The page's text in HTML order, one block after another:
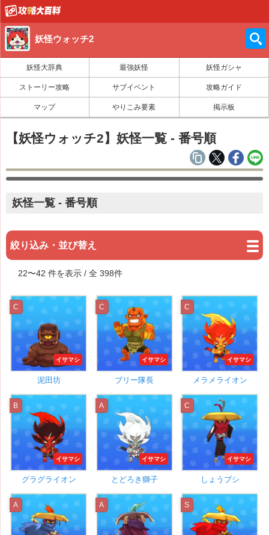
妖怪ウォッチ2
妖怪大辞典 最強妖怪 妖怪ガシャ
ストーリー攻略 サブイベント 攻略ガイド
マップ やりこみ要素 掲示板
【妖怪ウォッチ2】妖怪一覧 - 番号順
妖怪一覧 - 番号順
絞り込み・並び替え
22〜42 件を表示 / 全 398件
C
イサマシ
泥田坊
C
イサマシ
ブリー隊長
C
イサマシ
メラメライオン
B
イサマシ
グラグライオン
A
イサマシ
とどろき獅子
C
イサマシ
しょうブシ
A A S